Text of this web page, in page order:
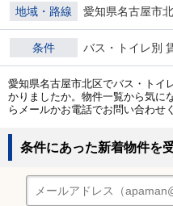
地域・路線 愛知県名古屋市
条件 バス・トイレ別
愛知県名古屋市北区でバス・トイ
かりましたか。物件一覧から気に
らメールかお電話でお問い合わせ
条件にあった新着物件を